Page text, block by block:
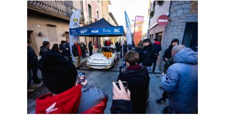
RALLYE
MONTAGNE
EVÈNEMENTS
CALENDRIER
FOCUS